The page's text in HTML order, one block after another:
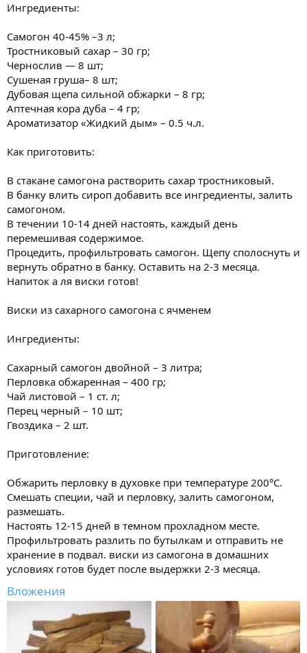
Ингредиенты:
Самогон 40-45% –3 л;
Тростниковый сахар – 30 гр;
Чернослив — 8 шт;
Сушеная груша– 8 шт;
Дубовая щепа сильной обжарки – 8 гр;
Аптечная кора дуба – 4 гр;
Ароматизатор «Жидкий дым» – 0.5 ч.л.
Как приготовить:
В стакане самогона растворить сахар тростниковый.
В банку влить сироп добавить все ингредиенты, залить
самогоном.
В течении 10-14 дней настоять, каждый день
перемешивая содержимое.
Процедить, профильтровать самогон. Щепу сполоснуть и
вернуть обратно в банку. Оставить на 2-3 месяца.
Напиток а ля виски готов!
Виски из сахарного самогона с ячменем
Ингредиенты:
Сахарный самогон двойной – 3 литра;
Перловка обжаренная – 400 гр;
Чай листовой – 1 ст. л;
Перец черный – 10 шт;
Гвоздика – 2 шт.
Приготовление:
Обжарить перловку в духовке при температуре 200°С.
Смешать специи, чай и перловку, залить самогоном,
размешать.
Настоять 12-15 дней в темном прохладном месте.
Профильтровать разлить по бутылкам и отправить не
хранение в подвал. виски из самогона в домашних
условиях готов будет после выдержки 2-3 месяца.
Вложения